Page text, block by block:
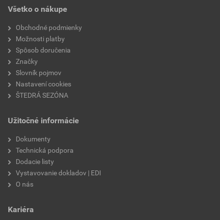
pevnosť v tlaku pri 10%
stlačení
fasády
materiál
Všetko o nákupe
Obchodné podmienky
Možnosti platby
Spôsob doručenia
Značky
Slovník pojmov
Nastavení cookies
ŠTEDRÁ SEZÓNA
Užitočné informácie
Dokumenty
Technická podpora
Dodacie listy
Vystavovanie dokladov | EDI
O nás
Kariéra